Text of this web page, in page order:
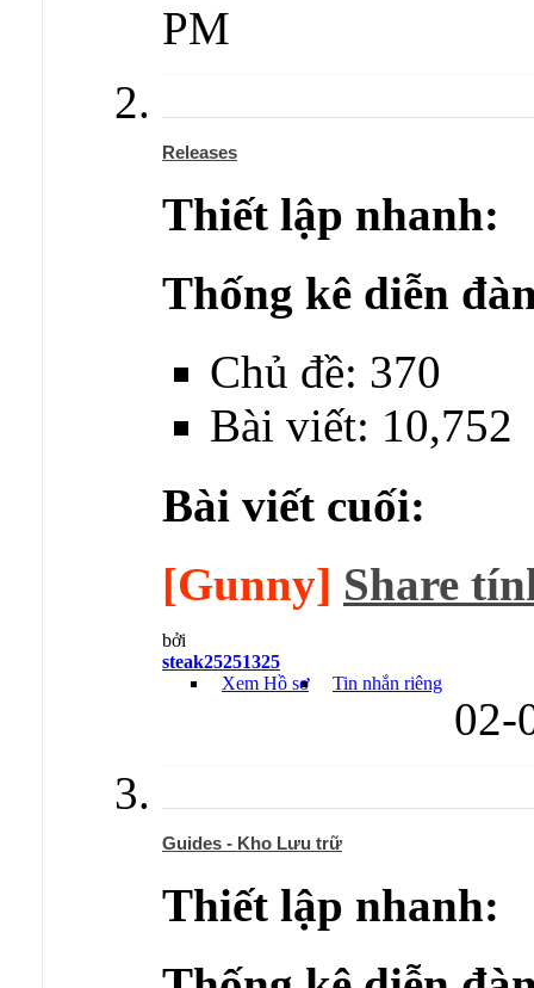
PM
Releases
Thiết lập nhanh:
Thống kê diễn
Chủ đề: 370
Bài viết: 10,752
Bài viết cuối:
[Gunny] Share
bởi
steak25251325
Xem Hồ sơ
Tin nhắn riêng
02-
Guides - Kho Lưu trữ
Thiết lập nhanh: